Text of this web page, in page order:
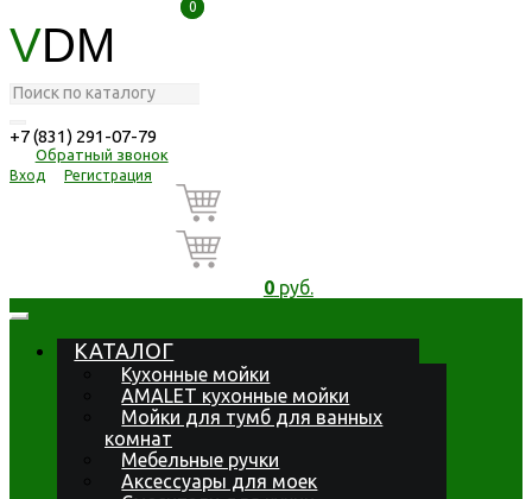
VDM
+7 (831) 291-07-79
Обратный звонок
Вход Регистрация
0
0
0руб.
КАТАЛОГ
Кухонные мойки
AMALET кухонные мойки
Мойки для тумб для ванных
комнат
Мебельные ручки
Аксессуары для моек